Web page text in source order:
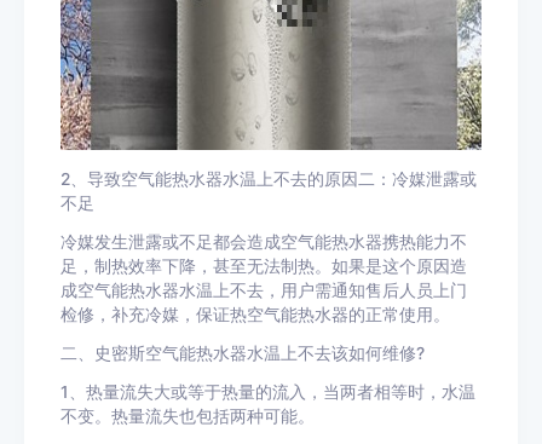
2、导致空气能热水器水温上不去的原因二：冷媒泄露或
不足
冷媒发生泄露或不足都会造成空气能热水器携热能力不
足，制热效率下降，甚至无法制热。如果是这个原因造
成空气能热水器水温上不去，用户需通知售后人员上门
检修，补充冷媒，保证热空气能热水器的正常使用。
二、史密斯空气能热水器水温上不去该如何维修?
1、热量流失大或等于热量的流入，当两者相等时，水温
不变。热量流失也包括两种可能。